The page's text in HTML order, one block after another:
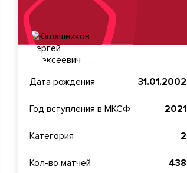
Дата рождения 31.01.2002
Год вступления в МКСФ 2021
Категория 2
Кол-во матчей 438